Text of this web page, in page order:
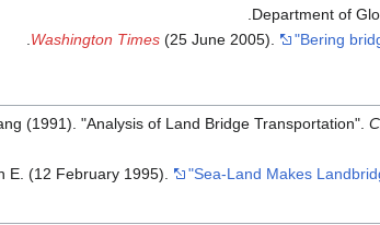
Department of
Washington Times(25 June 2005). "Bering
(1991). "Analysis of Land Bridge Transportation".
E. (12 February 1995).
"Sea-Land Makes